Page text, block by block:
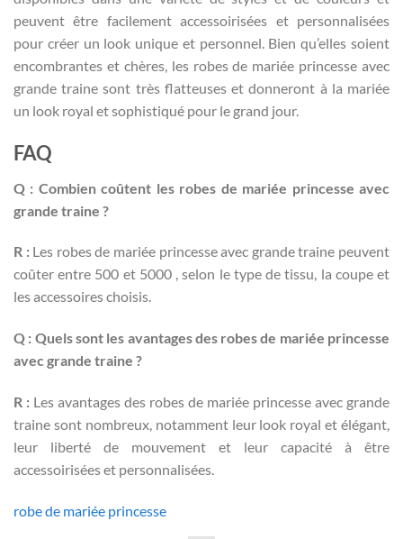
peuvent être facilement accessoirisées et personnalisées
pour créer un look unique et personnel. Bien qu’elles soient
encombrantes et chères, les robes de mariée princesse avec
grande traine sont très flatteuses et donneront à la mariée
un look royal et sophistiqué pour le grand jour.
FAQ
Q : Combien coûtent les robes de mariée princesse avec
grande traine ?
R :Les robes de mariée princesse avec grande traine peuvent
coûter entre 500 et 5000 , selon le type de tissu, la coupe et
les accessoires choisis.
Q : Quels sont les avantages des robes de mariée princesse
avec grande traine ?
R : Les avantages des robes de mariée princesse avec grande
traine sont nombreux, notamment leur look royal et élégant,
leur liberté de mouvement et leur capacité à être
accessoirisées et personnalisées.
robe de mariée princesse